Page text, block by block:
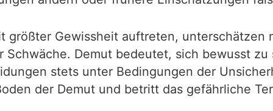
größter Gewissheit auftreten, unterschätzen
Demut bedeutet, sich bewusst zu
stets unter Bedingungen der
der Demut und betritt das gefährliche